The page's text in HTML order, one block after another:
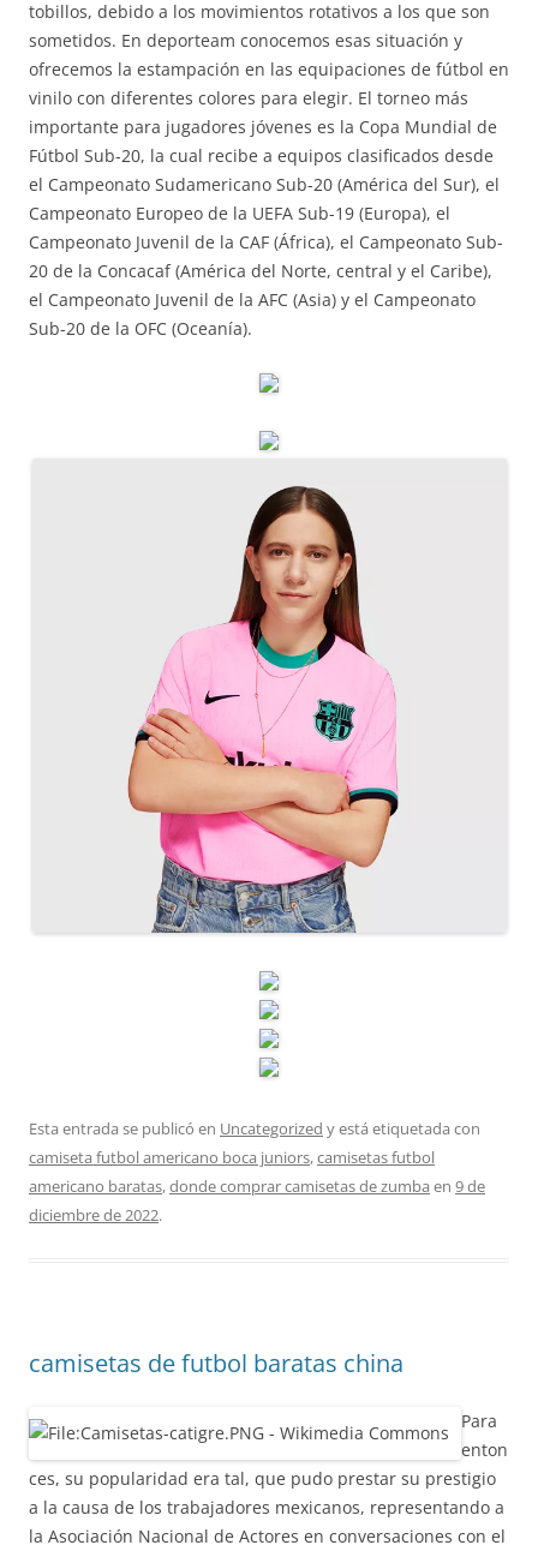
tobillos, debido a los movimientos rotativos a los que son
sometidos. En deporteam conocemos esas situación y
ofrecemos la estampación en las equipaciones de fútbol en
vinilo con diferentes colores para elegir. El torneo más
importante para jugadores jóvenes es la Copa Mundial de
Fútbol Sub-20, la cual recibe a equipos clasificados desde
el Campeonato Sudamericano Sub-20 (América del Sur), el
Campeonato Europeo de la UEFA Sub-19 (Europa), el
Campeonato Juvenil de la CAF (África), el Campeonato Sub-
20 de la Concacaf (América del Norte, central y el Caribe),
el Campeonato Juvenil de la AFC (Asia) y el Campeonato
Sub-20 de la OFC (Oceanía).
Esta entrada se publicó en Uncategorized y está etiquetada con
camiseta futbol americano boca juniors,camisetas futbol
americano baratas,donde comprar camisetas de zumba en 9 de
diciembre de 2022.
camisetas de futbol baratas china
Para
enton
ces, su popularidad era tal, que pudo prestar su prestigio
a la causa de los trabajadores mexicanos, representando a
la Asociación Nacional de Actores en conversaciones con el